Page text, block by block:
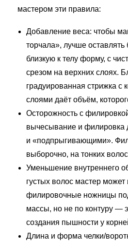
мастером эти правила:
Добавление веса: чтобы
торчала», лучше
близкую к телу форму, с
срезом на верхних слоях.
градуированная стрижка с
слоями даёт объём,
Осторожность с
вычесывание и филировка
и «подпрыгивающими».
выборочно, на тонких
Уменьшение внутреннего
густых волос мастер может
филировочные ножницы
массы, но не по контуру —
создания пышности у
Длина и форма челки/